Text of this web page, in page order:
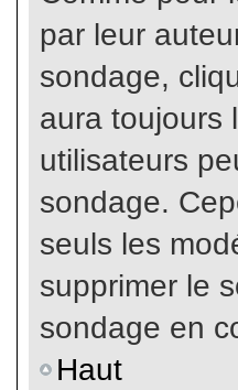
par leur
sondage,
aura toujours
utilisateurs
sondage.
seuls les
supprimer le
sondage en
Haut